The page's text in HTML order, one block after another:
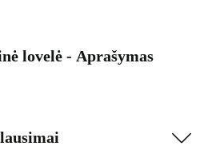
lovelė - Aprašymas